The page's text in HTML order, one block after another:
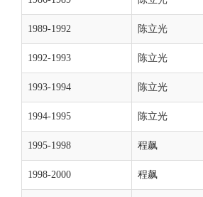
1989-1992 陈立光
1992-1993 陈立光
1993-1994 陈立光
1994-1995 陈立光
1995-1998 程飙
1998-2000 程飙